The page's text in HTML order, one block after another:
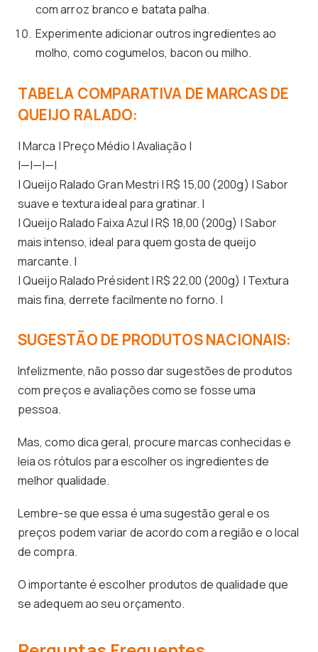
com arroz branco e batata palha.
Experimente adicionar outros ingredientes ao
molho, como cogumelos, bacon ou milho.
TABELA COMPARATIVA DE MARCAS DE
QUEIJO RALADO:
| Marca | Preço Médio | Avaliação |
|—|—|—|
| Queijo Ralado Gran Mestri | R$ 15,00 (200g) | Sabor
suave e textura ideal para gratinar. |
| Queijo Ralado Faixa Azul | R$ 18,00 (200g) | Sabor
mais intenso, ideal para quem gosta de queijo
marcante. |
| Queijo Ralado Président | R$ 22,00 (200g) | Textura
mais fina, derrete facilmente no forno. |
SUGESTÃO DE PRODUTOS NACIONAIS:
Infelizmente, não posso dar sugestões de produtos
com preços e avaliações como se fosse uma
pessoa.
Mas, como dica geral, procure marcas conhecidas e
leia os rótulos para escolher os ingredientes de
melhor qualidade.
Lembre-se que essa é uma sugestão geral e os
preços podem variar de acordo com a região e o local
de compra.
O importante é escolher produtos de qualidade que
se adequem ao seu orçamento.